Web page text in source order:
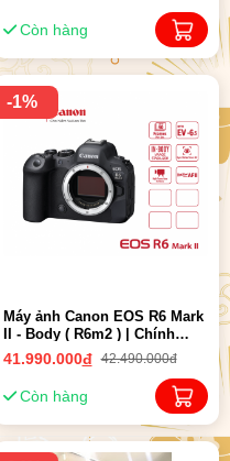
Còn hàng
-1%
Máy ảnh Canon EOS R6 Mark
II - Body ( R6m2 ) | Chính
hãng LBM
41.990.000đ 42.490.000đ
Còn hàng